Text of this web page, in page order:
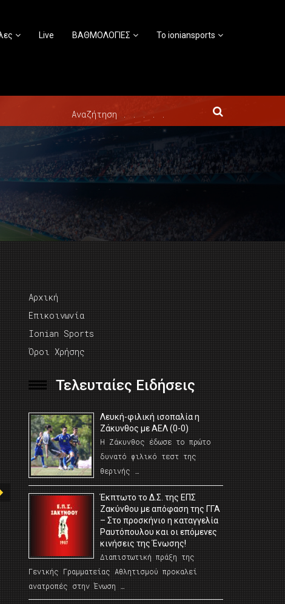
Live ΒΑΘΜΟΛΟΓΙΕΣ Το ioniansports
Αρχική
Επικοινωνία
Ionian Sports
Όροι Χρήσης
Τελευταίες Ειδήσεις
Λευκή-φιλική ισοπαλία η
Ζάκυνθος με ΑΕΛ (0-0)
Η Ζάκυνθος έδωσε το πρώτο
δυνατό φιλικό τεστ της
θερινής …
Έκπτωτο το Δ.Σ. της ΕΠΣ
Ζακύνθου με απόφαση της ΓΓΑ
– Στο προσκήνιο η καταγγελία
Ραυτόπουλου και οι επόμενες
κινήσεις της Ένωσης!
Διαπιστωτική πράξη της
Γενικής Γραμματείας Αθλητισμού προκαλεί
ανατροπές στην Ένωση …